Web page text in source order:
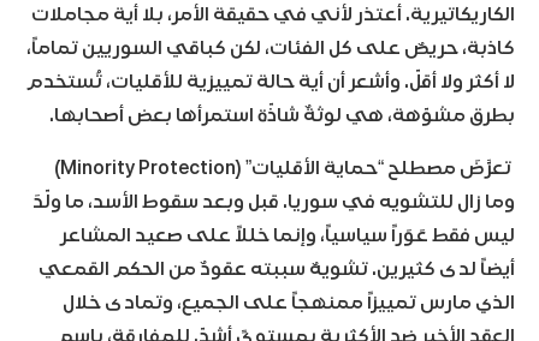
الكاريكاتيرية. أعتذر لأني في حقيقة الأمر، بلا أية مجاملات
كاذبة، حريصٌ على كل الفئات، لكن كباقي السوريين تماماً،
لا أكثر ولا أقلّ. وأشعر أن أية حالة تمييزية للأقليات، تُستخدم
بطرق مشوّهة، هي لوثةٌ شاذّة استمرأها بعض أصحابها.
تعرَّضَ مصطلح “حماية الأقليات” (Minority Protection)
وما زال للتشويه في سوريا. قبل وبعد سقوط الأسد، ما ولّدَ
ليس فقط عَوَراً سياسياً، وإنما خللاً على صعيد المشاعر
أيضاً لدى كثيرين. تشويهٌ سببته عقودٌ من الحكم القمعي
الذي مارس تمييزاً ممنهجاً على الجميع، وتمادى خلال
العقد الأخير ضد الأكثرية بمستوىً أشدّ. للمفارقة، باسم